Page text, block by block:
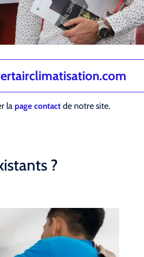
la page contact de notre site.
?